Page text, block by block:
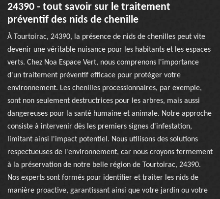
24390 - tout savoir sur le traitement
préventif des nids de chenille
À Tourtoirac, 24390, la présence de nids de chenilles peut vite
devenir une véritable nuisance pour les habitants et les espaces
verts. Chez Noa Espace Vert, nous comprenons l'importance
d'un traitement préventif efficace pour protéger votre
environnement. Les chenilles processionnaires, par exemple,
sont non seulement destructrices pour les arbres, mais aussi
dangereuses pour la santé humaine et animale. Notre approche
consiste à intervenir dès les premiers signes d'infestation,
limitant ainsi l'impact potentiel. Nous utilisons des solutions
respectueuses de l'environnement, car nous croyons fermement
à la préservation de notre belle région de Tourtoirac, 24390.
Nos experts sont formés pour identifier et traiter les nids de
manière proactive, garantissant ainsi que votre jardin ou votre